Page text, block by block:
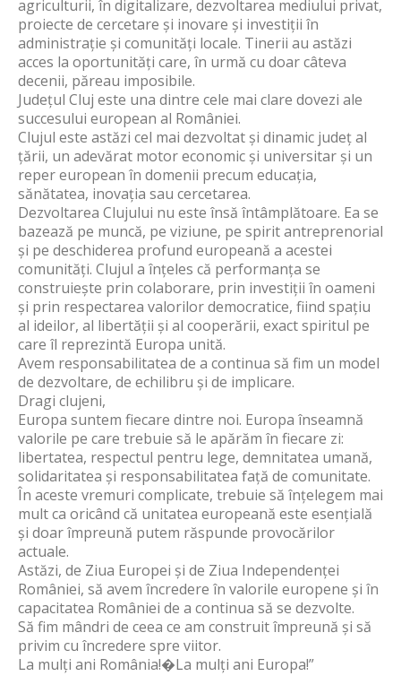
agriculturii, în digitalizare, dezvoltarea mediului privat,
proiecte de cercetare și inovare și investiții în
administrație și comunități locale. Tinerii au astăzi
acces la oportunități care, în urmă cu doar câteva
decenii, păreau imposibile.
Județul Cluj este una dintre cele mai clare dovezi ale
succesului european al României.
Clujul este astăzi cel mai dezvoltat și dinamic județ al
țării, un adevărat motor economic și universitar și un
reper european în domenii precum educația,
sănătatea, inovația sau cercetarea.
Dezvoltarea Clujului nu este însă întâmplătoare. Ea se
bazează pe muncă, pe viziune, pe spirit antreprenorial
și pe deschiderea profund europeană a acestei
comunități. Clujul a înțeles că performanța se
construiește prin colaborare, prin investiții în oameni
și prin respectarea valorilor democratice, fiind spațiu
al ideilor, al libertății și al cooperării, exact spiritul pe
care îl reprezintă Europa unită.
Avem responsabilitatea de a continua să fim un model
de dezvoltare, de echilibru și de implicare.
Dragi clujeni,
Europa suntem fiecare dintre noi. Europa înseamnă
valorile pe care trebuie să le apărăm în fiecare zi:
libertatea, respectul pentru lege, demnitatea umană,
solidaritatea și responsabilitatea față de comunitate.
În aceste vremuri complicate, trebuie să înțelegem mai
mult ca oricând că unitatea europeană este esențială
și doar împreună putem răspunde provocărilor
actuale.
Astăzi, de Ziua Europei și de Ziua Independenței
României, să avem încredere în valorile europene și în
capacitatea României de a continua să se dezvolte.
Să fim mândri de ceea ce am construit împreună și să
privim cu încredere spre viitor.
La mulți ani România!�La mulți ani Europa!”